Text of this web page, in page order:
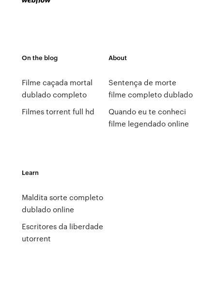
On the blog
Filme caçada mortal
dublado completo
Filmes torrent full hd
About
Sentença de morte
filme completo dublado
Quando eu te conheci
filme legendado online
Learn
Maldita sorte completo
dublado online
Escritores da liberdade
utorrent